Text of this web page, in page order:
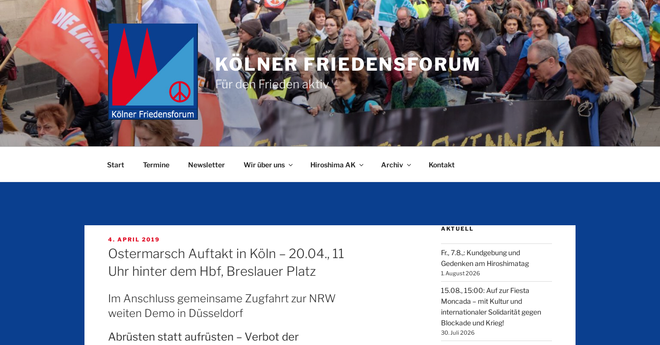
Inhalt
springen
KÖLNER FRIEDENSFORUM
Für den Frieden aktiv
Start Termine Newsletter Wir über uns Hiroshima AK Archiv Kontakt
VERÖFFENTLICHT
AM
4. APRIL 2019
Ostermarsch Auftakt in Köln – 20.04., 11
Uhr hinter dem Hbf, Breslauer Platz
Im Anschluss gemeinsame Zugfahrt zur NRW
weiten Demo in Düsseldorf
Abrüsten statt aufrüsten – Verbot der
AKTUELL
Fr., 7.8.,: Kundgebung und
Gedenken am Hiroshimatag
1. August 2026
15.08., 15:00: Auf zur Fiesta
Moncada – mit Kultur und
internationaler Solidarität gegen
Blockade und Krieg!
30. Juli 2026